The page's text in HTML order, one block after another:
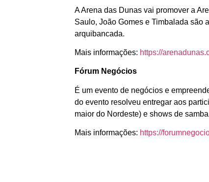
A Arena das Dunas vai promover a
Saulo, João Gomes e Timbalada são
arquibancada.
Mais informações: https://
Fórum Negócios
É um evento de negócios e
do evento resolveu entregar aos
maior do Nordeste) e shows de
Mais informações: https://